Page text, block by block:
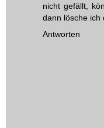
nicht gefällt,
dann lösche ich
Antworten